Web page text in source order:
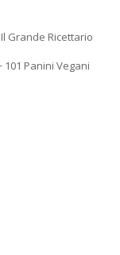
Grande Ricettario
Panini Vegani